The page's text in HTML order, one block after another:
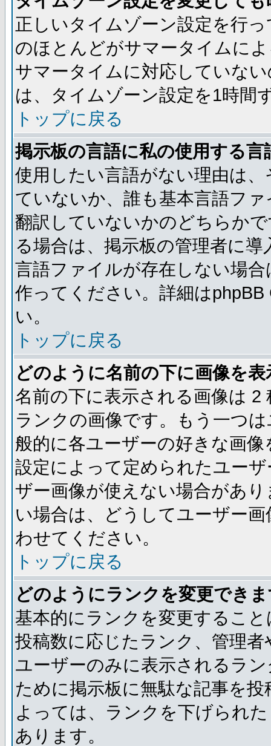
正しいタイムゾーン設定を行
のほとんどがサマータイムに
サマータイムに対応していな
は、タイムゾーン設定を1時間
トップに戻る
掲示板の言語に私の使用する
使用したい言語がない理由は
ていないか、誰も基本言語フ
翻訳していないかのどちらか
る場合は、掲示板の管理者に
言語ファイルが存在しない場
作ってください。詳細は
い。
トップに戻る
どのように名前の下に画像を
名前の下に表示される画像は
ランクの画像です。もう一つ
般的に各ユーザーの好きな画
設定によって定められたユー
ザー画像が使えない場合があ
い場合は、どうしてユーザー
わせてください。
トップに戻る
どのようにランクを変更でき
基本的にランクを変更するこ
投稿数に応じたランク、管理
ユーザーのみに表示されるラ
ために掲示板に無駄な記事を
よっては、ランクを下げられ
あります。